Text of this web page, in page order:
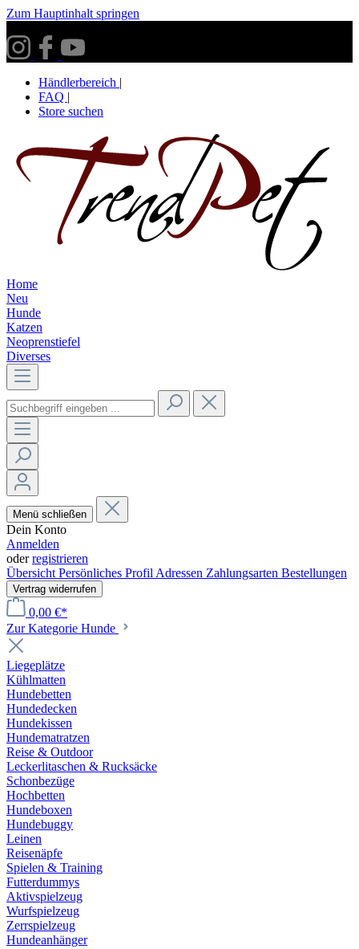
Zum Hauptinhalt springen
Händlerbereich |
FAQ |
Store suchen
Home
Neu
Hunde
Katzen
Neoprenstiefel
Diverses
Menü schließen
Dein Konto
Anmelden
oderregistrieren
Übersicht Persönliches Profil Adressen Zahlungsarten Bestellungen
Vertrag widerrufen
0,00 €*
Zur Kategorie Hunde
Liegeplätze
Kühlmatten
Hundebetten
Hundedecken
Hundekissen
Hundematratzen
Reise & Outdoor
Leckerlitaschen & Rucksäcke
Schonbezüge
Hochbetten
Hundeboxen
Hundebuggy
Leinen
Reisenäpfe
Spielen & Training
Futterdummys
Aktivspielzeug
Wurfspielzeug
Zerrspielzeug
Hundeanhänger